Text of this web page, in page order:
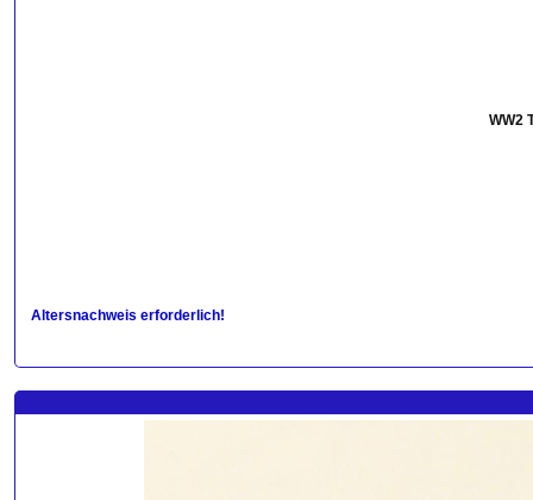
WW2
Altersnachweis erforderlich!